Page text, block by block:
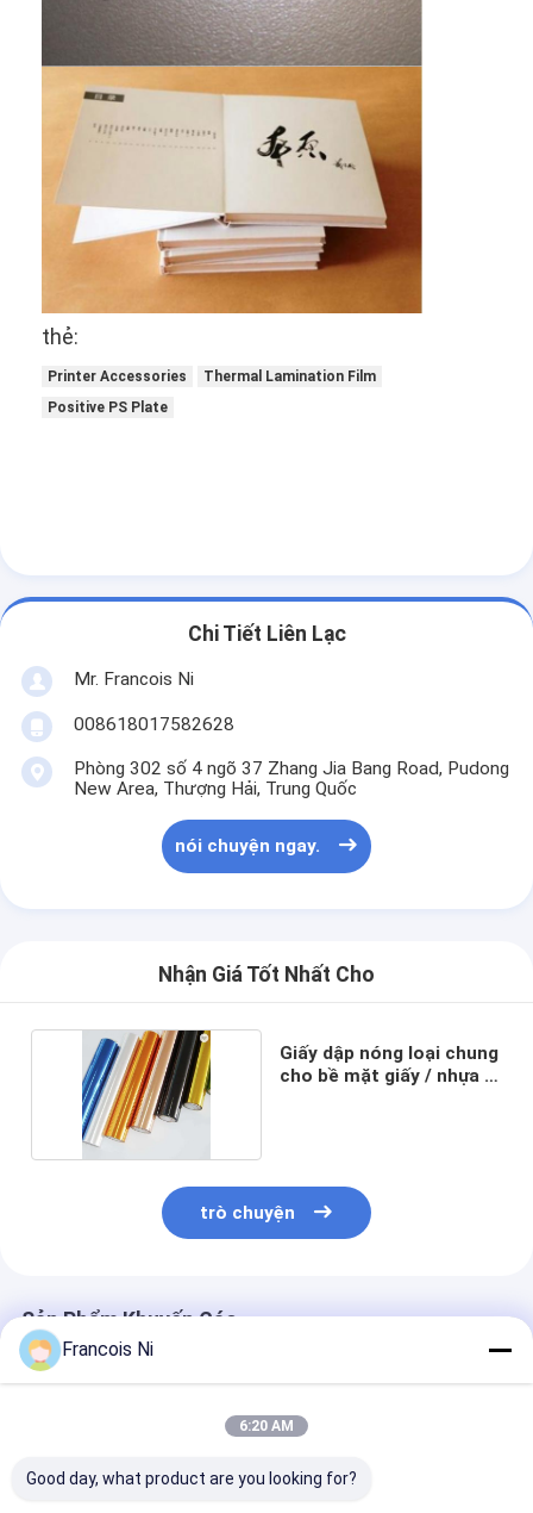
Tham quan nhà máy
Kiểm soát chất lượng
Liên hệ chúng tôi
Die cắt tiêu hao
thẻ:
Printer Accessories
Thermal Lamination Film
Positive PS Plate
Chi Tiết Liên Lạc
Mr. Francois Ni
008618017582628
Phòng 302 số 4 ngõ 37 Zhang Jia Bang Road, Pudong
New Area, Thượng Hải, Trung Quốc
nói chuyện ngay.
Nhận Giá Tốt Nhất Cho
Giấy dập nóng loại chung
cho bề mặt giấy / nhựa /
trò chuyện
Sản Phẩm Khuyến Cáo
Francois Ni
6:20 AM
Good day, what product are you looking for?